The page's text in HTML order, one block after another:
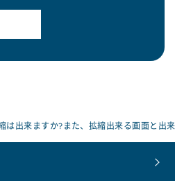
は出来ますか?また、拡縮出来る画面と出